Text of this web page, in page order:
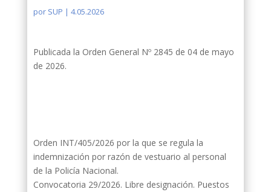
por SUP | 4.05.2026
Publicada la Orden General Nº 2845 de 04 de mayo
de 2026.
Orden INT/405/2026 por la que se regula la
indemnización por razón de vestuario al personal
de la Policía Nacional.
Convocatoria 29/2026. Libre designación. Puestos